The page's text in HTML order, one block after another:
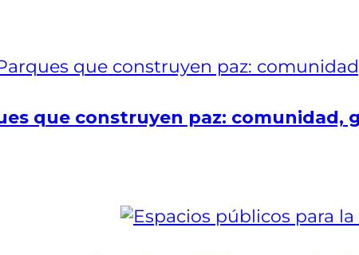
que construyen paz: comunidad,